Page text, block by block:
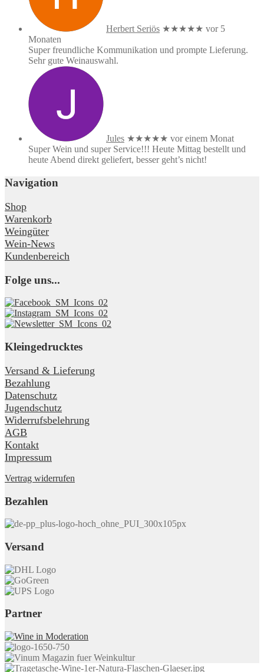
Herbert Seriös ★★★★★ vor 5
Monaten
Super freundliche Kommunikation und prompte Lieferung.
Sehr gute Weinauswahl.
Jules ★★★★★ vor einem Monat
Super Wein und super Service!!! Heute Mittag bestellt und
heute Abend direkt geliefert, besser geht’s nicht!
Navigation
Shop
Warenkorb
Weingüter
Wein-News
Kundenbereich
Folge uns...
Kleingedrucktes
Versand & Lieferung
Bezahlung
Datenschutz
Jugendschutz
Widerrufsbelehrung
AGB
Kontakt
Impressum
Vertrag widerrufen
Bezahlen
Versand
Partner